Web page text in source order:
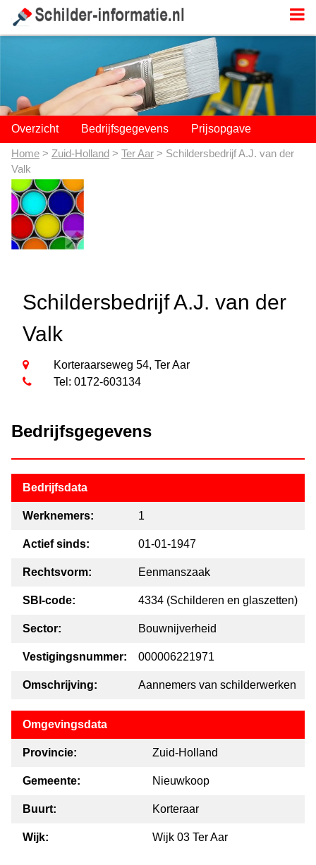
Overzicht Bedrijfsgegevens Prijsopgave
Home > Zuid-Holland > Ter Aar > Schildersbedrijf A.J. van der
Valk
Schildersbedrijf A.J. van der
Valk
Korteraarseweg 54, Ter Aar
Tel: 0172-603134
Bedrijfsgegevens
Bedrijfsdata
Werknemers: 1
Actief sinds: 01-01-1947
Rechtsvorm: Eenmanszaak
SBI-code: 4334 (Schilderen en glaszetten)
Sector: Bouwnijverheid
Vestigingsnummer: 000006221971
Omschrijving: Aannemers van schilderwerken
Omgevingsdata
Provincie: Zuid-Holland
Gemeente: Nieuwkoop
Buurt: Korteraar
Wijk: Wijk 03 Ter Aar